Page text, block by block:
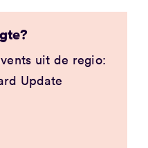
uit de regio:
Update